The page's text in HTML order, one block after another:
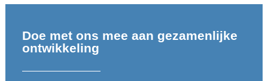
Doe met ons mee aan gezamenlijke
ontwikkeling